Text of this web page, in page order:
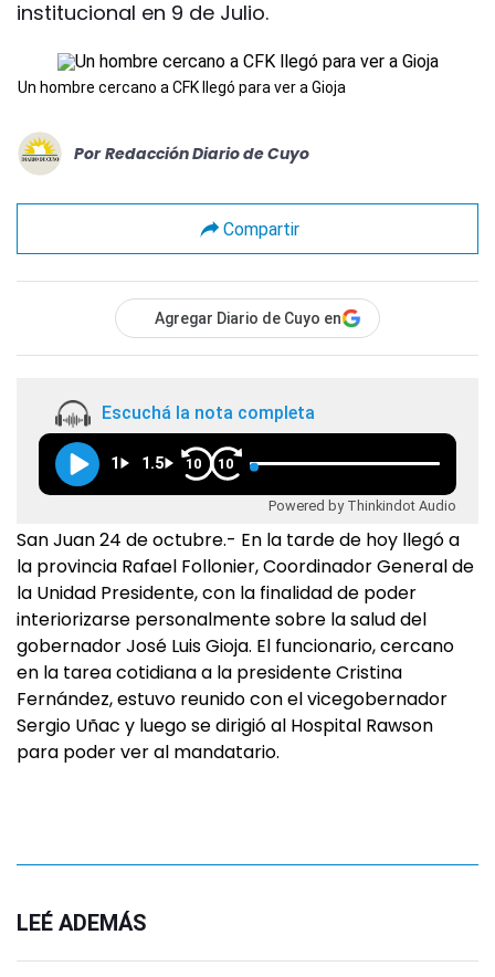
institucional en 9 de Julio.
Un hombre cercano a CFK llegó para ver a Gioja
Por Redacción Diario de Cuyo
Compartir
Agregar Diario de Cuyo en
Escuchá la nota completa
1 1.5 10 10
Powered by Thinkindot Audio
San Juan 24 de octubre.- En la tarde de hoy llegó a
la provincia Rafael Follonier, Coordinador General de
la Unidad Presidente, con la finalidad de poder
interiorizarse personalmente sobre la salud del
gobernador José Luis Gioja. El funcionario, cercano
en la tarea cotidiana a la presidente Cristina
Fernández, estuvo reunido con el vicegobernador
Sergio Uñac y luego se dirigió al Hospital Rawson
para poder ver al mandatario.
LEÉ ADEMÁS